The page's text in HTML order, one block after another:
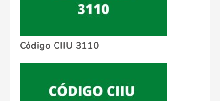
Código CIIU 3110